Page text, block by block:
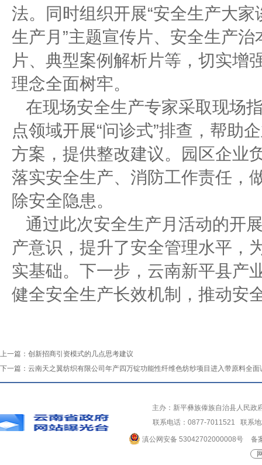
法。同时组织开展“安全生产大家
生产月”主题宣传片、安全生产
片、典型案例解析片等，切实增
理念全面树牢。
在现场安全生产专家采取现场
点领域开展“问诊式”排查，帮助
方案，提供整改建议。园区企业
落实安全生产、消防工作责任，
除安全隐患。
通过此次安全生产月活动的开
产意识，提升了安全管理水平，
实基础。下一步，云南新平县产
健全安全生产长效机制，推动安
上一篇： 创新招商引资模式的几点思考建议
下一篇： 云南天之翼纺织有限公司年产四万锭功能性纤维色纺纱项目进入带原料全面
主办：新平彝族傣族自治县人民
联系电话：0877-7011521 联系
滇公网安备 53042702000008号
备